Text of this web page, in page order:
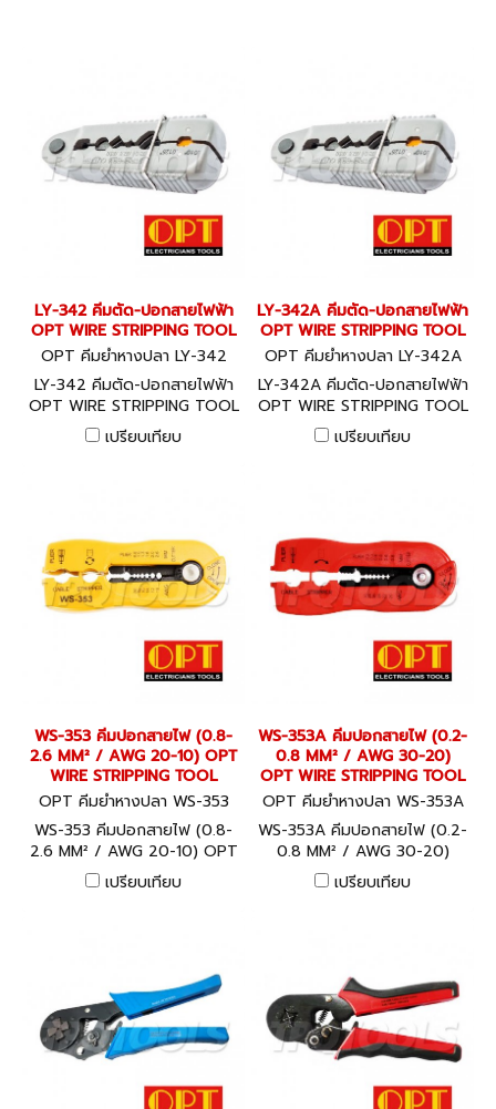
LY-342 คีมตัด-ปอกสายไฟฟ้า
OPT WIRE STRIPPING TOOL
OPT คีมย้ำหางปลา LY-342
LY-342 คีมตัด-ปอกสายไฟฟ้า
OPT WIRE STRIPPING TOOL
เปรียบเทียบ
LY-342A คีมตัด-ปอกสายไฟฟ้า
OPT WIRE STRIPPING TOOL
OPT คีมย้ำหางปลา LY-342A
LY-342A คีมตัด-ปอกสายไฟฟ้า
OPT WIRE STRIPPING TOOL
เปรียบเทียบ
WS-353 คีมปอกสายไฟ (0.8-
2.6 MM² / AWG 20-10) OPT
WIRE STRIPPING TOOL
OPT คีมย้ำหางปลา WS-353
WS-353 คีมปอกสายไฟ (0.8-
2.6 MM² / AWG 20-10) OPT
WIRE STRIPPING TOOL
เปรียบเทียบ
WS-353A คีมปอกสายไฟ (0.2-
0.8 MM² / AWG 30-20)
OPT WIRE STRIPPING TOOL
OPT คีมย้ำหางปลา WS-353A
WS-353A คีมปอกสายไฟ (0.2-
0.8 MM² / AWG 30-20)
OPT WIRE STRIPPING TOOL
เปรียบเทียบ